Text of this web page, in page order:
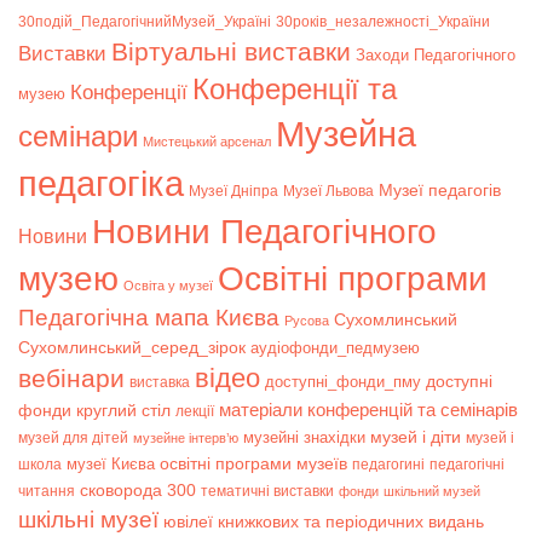
30подій_ПедагогічнийМузей_Україні 30років_незалежності_України
Bиставки Віртуальні виставки Заходи Педагогічного
музею Конференції Конференції та
семінари Мистецький арсенал Музейна
педагогіка Музеї Дніпра Музеї Львова Музеї педагогів
Новини Новини Педагогічного
музею Освіта у музеї Освітні програми
Педагогічна мапа Києва Русова Сухомлинський
Сухомлинський_серед_зірок аудіофонди_педмузею
вебінари виставка відео доступні_фонди_пму доступні
фонди круглий стіл лекції матеріали конференцій та семінарів
музей для дітей музейне інтерв’ю музейні знахідки музей і діти музей і
школа музеї Києва освітні програми музеїв педагогині педагогічні
читання сковорода 300 тематичні виставки фонди шкільний музей
шкільні музеї ювілеї книжкових та періодичних видань